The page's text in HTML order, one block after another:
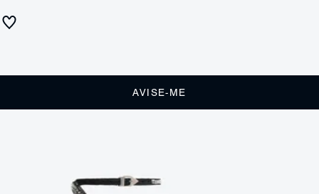
AVISE-ME
daquelas que fazem a diferença no look! Feita em cetim, tem